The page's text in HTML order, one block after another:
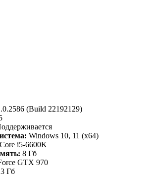
(Build 22192129)
Windows 10, 11 (x64)
i5-6600K
8 Гб
GTX 970
3 Гб